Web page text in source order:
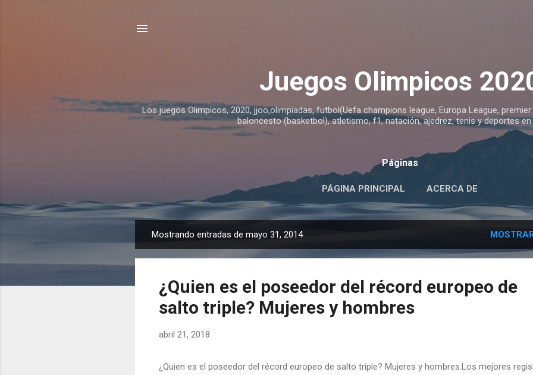
Juegos Olimpicos
Los juegos Olimpicos, 2020, jjoo,olimpiadas, futbol(Uefa champions league, Europa League, premier
baloncesto (basketbol), atletismo, f1, natación, ajedrez, tenis y deportes en
Páginas
PÁGINA PRINCIPAL ACERCA DE
n
Mostrando entradas de mayo 31, 2014
¿Quien es el poseedor del récord europeo de
salto triple? Mujeres y hombres
abril 21, 2018
¿Quien es el poseedor del récord europeo de salto triple? Mujeres y hombres.Los mejores